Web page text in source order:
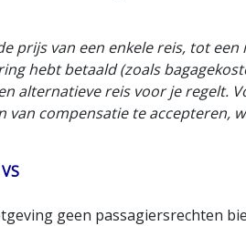
prijs van een enkele reis, tot
hebt betaald (zoals
alternatieve reis voor je regelt.
van compensatie te accepteren,
geen passagiersrechten